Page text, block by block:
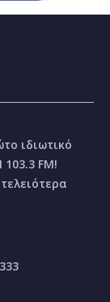
ιδιωτικό
FM!